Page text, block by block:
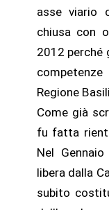
asse viario
chiusa con
2012 perché
Regione
Come già
fu fatta
Nel
libera dalla
subito